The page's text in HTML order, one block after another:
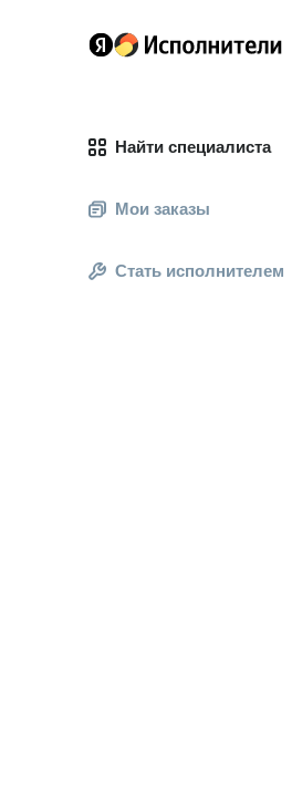
Найти специалиста
Мои заказы
Стать исполнителем